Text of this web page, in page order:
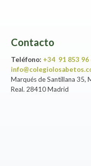
Contacto
Teléfono: +34 91 853 96
Marqués de Santillana 35,
Real. 28410 Madrid